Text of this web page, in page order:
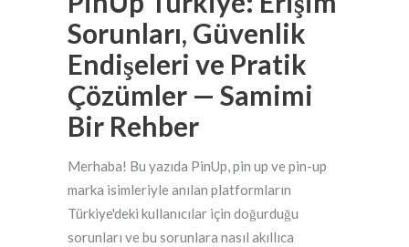
Sorunları, Güvenlik
Endişeleri ve Pratik
Çözümler — Samimi
Bir Rehber
Merhaba! Bu yazıda PinUp, pin up ve pin-up
marka isimleriyle anılan platformların
Türkiye'deki kullanıcılar için doğurduğu
sorunları ve bu sorunlara nasıl akıllıca